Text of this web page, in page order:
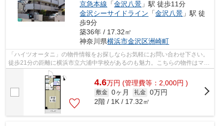
京急本線 「金沢八景 」駅 徒歩11分
金沢シーサイドライン 「金沢八景 」駅 徒
歩9分
築36年 / 17.32㎡
神奈川県横浜市金沢区洲崎町
「ハイツオータニ」の物件情報をお探しならお気軽にお問い合わせ下さい。
徒歩21分の距離に横浜市立六浦中学校があるのも魅力。こちらの物件はマン
ションです。徒歩7分に駅のある、ニー...
4.6万円 (管理費等：2,000円 )
敷金 0ヶ月 礼金 0万円
2階 / 1K / 17.32㎡